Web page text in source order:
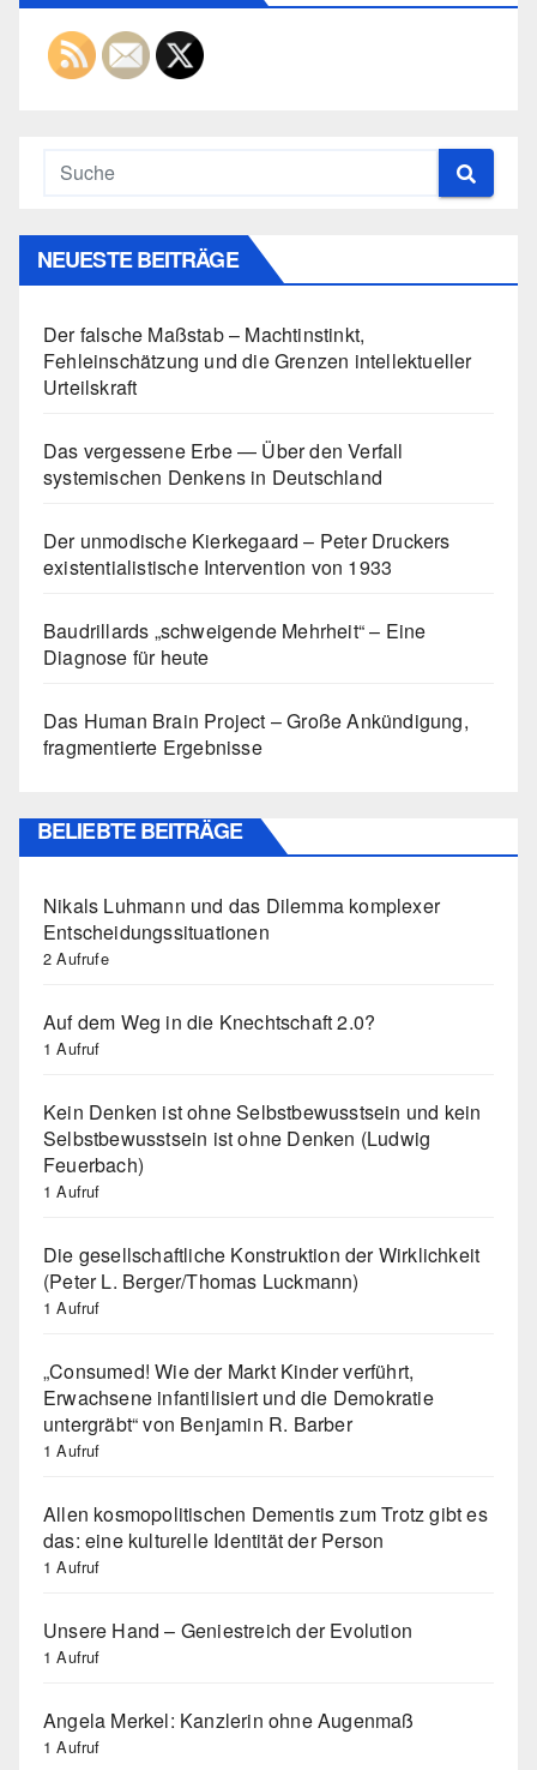
NEUESTE BEITRÄGE
Der falsche Maßstab – Machtinstinkt,
Fehleinschätzung und die Grenzen intellektueller
Urteilskraft
Das vergessene Erbe — Über den Verfall
systemischen Denkens in Deutschland
Der unmodische Kierkegaard – Peter Druckers
existentialistische Intervention von 1933
Baudrillards „schweigende Mehrheit“ – Eine
Diagnose für heute
Das Human Brain Project – Große Ankündigung,
fragmentierte Ergebnisse
BELIEBTE BEITRÄGE
Nikals Luhmann und das Dilemma komplexer
Entscheidungssituationen
2 Aufrufe
Auf dem Weg in die Knechtschaft 2.0?
1 Aufruf
Kein Denken ist ohne Selbstbewusstsein und kein
Selbstbewusstsein ist ohne Denken (Ludwig
Feuerbach)
1 Aufruf
Die gesellschaftliche Konstruktion der Wirklichkeit
(Peter L. Berger/Thomas Luckmann)
1 Aufruf
„Consumed! Wie der Markt Kinder verführt,
Erwachsene infantilisiert und die Demokratie
untergräbt“ von Benjamin R. Barber
1 Aufruf
Allen kosmopolitischen Dementis zum Trotz gibt es
das: eine kulturelle Identität der Person
1 Aufruf
Unsere Hand – Geniestreich der Evolution
1 Aufruf
Angela Merkel: Kanzlerin ohne Augenmaß
1 Aufruf